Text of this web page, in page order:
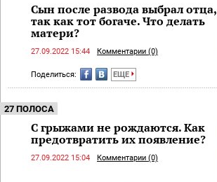
Сын после развода выбрал отца,
так как тот богаче. Что делать
матери?
27.09.2022 15:44 Комментарии (0)
Поделиться: ЕЩЕ
27 ПОЛОСА
С грыжами не рождаются. Как
предотвратить их появление?
27.09.2022 15:04 Комментарии (0)